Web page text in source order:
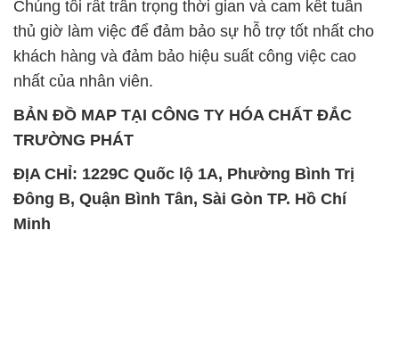
Chúng tôi rất trân trọng thời gian và cam kết tuân
thủ giờ làm việc để đảm bảo sự hỗ trợ tốt nhất cho
khách hàng và đảm bảo hiệu suất công việc cao
nhất của nhân viên.
BẢN ĐỒ MAP TẠI CÔNG TY HÓA CHẤT ĐẮC
TRƯỜNG PHÁT
ĐỊA CHỈ: 1229C Quốc lộ 1A, Phường Bình Trị
Đông B, Quận Bình Tân, Sài Gòn TP. Hồ Chí
Minh